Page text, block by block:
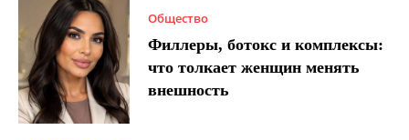
Общество
Филлеры, ботокс и комплексы:
что толкает женщин менять
внешность